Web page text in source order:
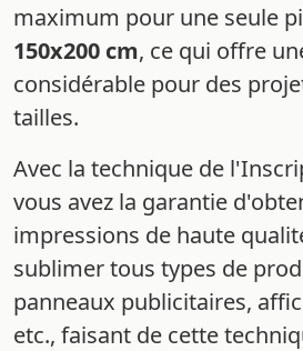
maximum pour une seule
150x200 cm, ce qui offre
considérable pour des
tailles.
Avec la technique de
vous avez la garantie
impressions de haute
sublimer tous types de
panneaux publicitaires,
etc., faisant de cette